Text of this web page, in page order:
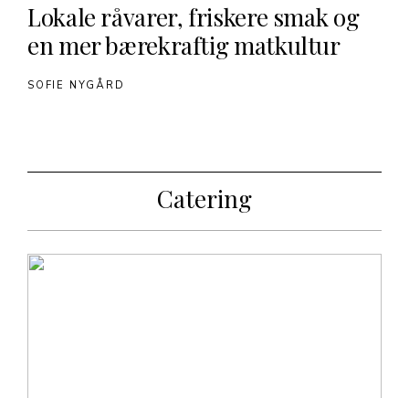
Lokale råvarer, friskere smak og
en mer bærekraftig matkultur
SOFIE NYGÅRD
Catering